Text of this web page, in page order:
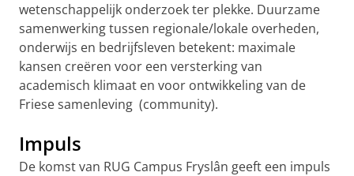
wetenschappelijk onderzoek ter plekke. Duurzame
samenwerking tussen regionale/lokale overheden,
onderwijs en bedrijfsleven betekent: maximale
kansen creëren voor een versterking van
academisch klimaat en voor ontwikkeling van de
Friese samenleving (community).
Impuls
De komst van RUG Campus Fryslân geeft een impuls